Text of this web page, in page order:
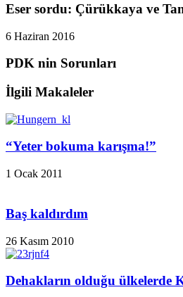
Eser sordu: Çürükkaya ve
6 Haziran 2016
PDK nin Sorunları
İlgili Makaleler
“Yeter bokuma karışma!”
1 Ocak 2011
Baş kaldırdım
26 Kasım 2010
Dehakların olduğu ülkelerde